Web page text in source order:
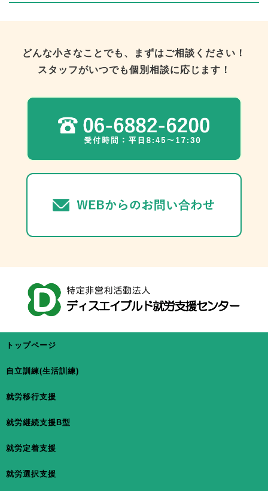
どんな小さなことでも、まずはご相談ください！
スタッフがいつでも個別相談に応じます！
トップページ
自立訓練(生活訓練)
就労移行支援
就労継続支援B型
就労定着支援
就労選択支援